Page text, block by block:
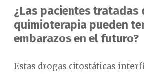
¿Las pacientes tratadas
quimioterapia pueden
embarazos en el futuro?
Estas drogas citostáticas